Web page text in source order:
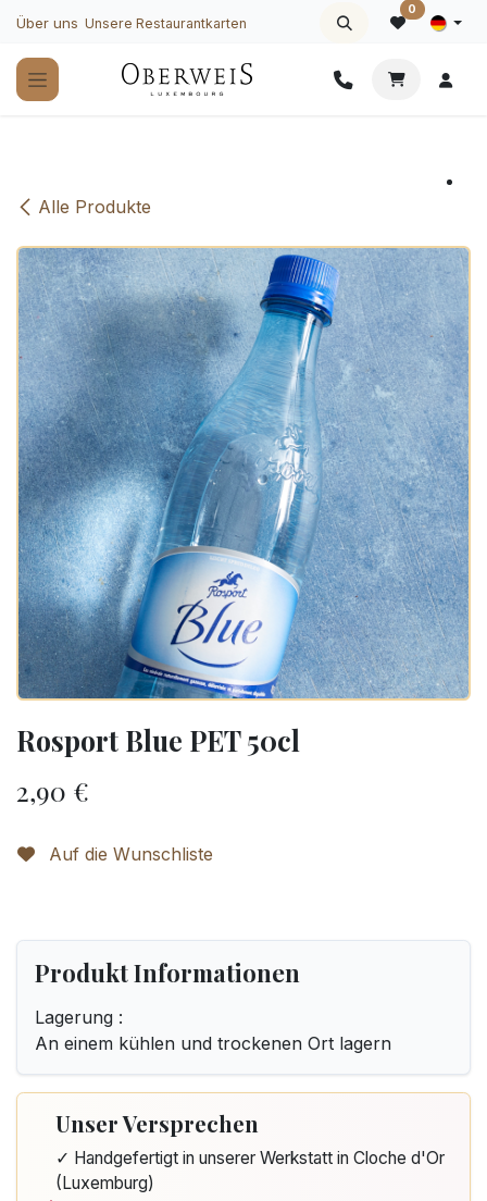
Zum Inhalt springen
Über uns Unsere Restaurantkarten
0
Alle Produkte
Rosport Blue PET 50cl
2,90 €
Auf die Wunschliste
Produkt Informationen
Lagerung :
An einem kühlen und trockenen Ort lagern
Unser Versprechen
✓ Handgefertigt in unserer Werkstatt in Cloche d'Or
(Luxemburg)